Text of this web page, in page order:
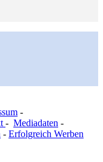
-
- Mediadaten -
- Erfolgreich Werben